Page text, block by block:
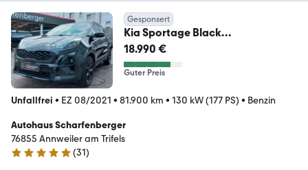
Gesponsert
Kia Sportage Black
Edition+8FACH+LENK+SITZH.+JBL
18.990 €
Guter Preis
Unfallfrei • EZ 08/2021 • 81.900 km • 130 kW (177 PS) • Benzin
Autohaus Scharfenberger
76855 Annweiler am Trifels
4.9 Sterne
(31)